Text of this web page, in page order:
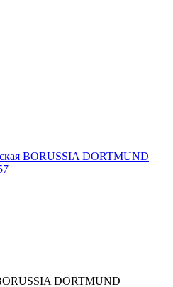
BORUSSIA DORTMUND
DORTMUND